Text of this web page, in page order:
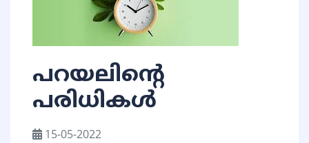
പറയലിന്റെ
പരിധികൾ
15-05-2022